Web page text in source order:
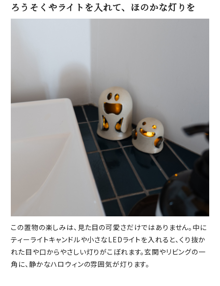
ろうそくやライトを入れて、ほのかな灯りを
この置物の楽しみは、見た目の可愛さだけではありません。中に
ティーライトキャンドルや小さなLEDライトを入れると、くり抜か
れた目や口からやさしい灯りがこぼれます。玄関やリビングの一
角に、静かなハロウィンの雰囲気が灯ります。